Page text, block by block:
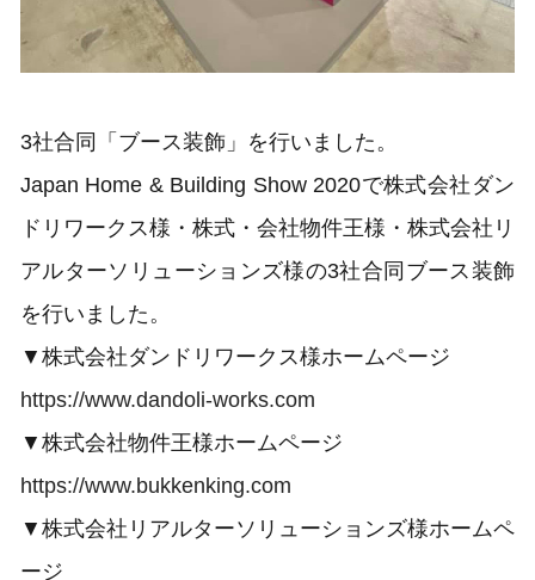
3社合同「ブース装飾」を行いました。
Japan Home & Building Show 2020で株式会社ダン
ドリワークス様・株式・会社物件王様・株式会社リ
アルターソリューションズ様の3社合同ブース装飾
を行いました。
▼株式会社ダンドリワークス様ホームページ
https://www.dandoli-works.com
▼株式会社物件王様ホームページ
https://www.bukkenking.com
▼株式会社リアルターソリューションズ様ホームペ
ージ